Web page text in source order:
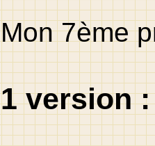
Mon 7ème
1 version :